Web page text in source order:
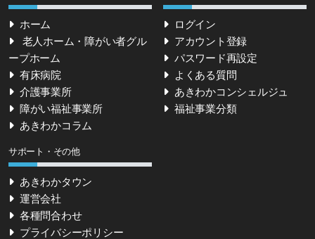
ホーム
老人ホーム・障がい者グル
ープホーム
有床病院
介護事業所
障がい福祉事業所
あきわかコラム
ログイン
アカウント登録
パスワード再設定
よくある質問
あきわかコンシェルジュ
福祉事業分類
サポート・その他
あきわかタウン
運営会社
各種問合わせ
プライバシーポリシー